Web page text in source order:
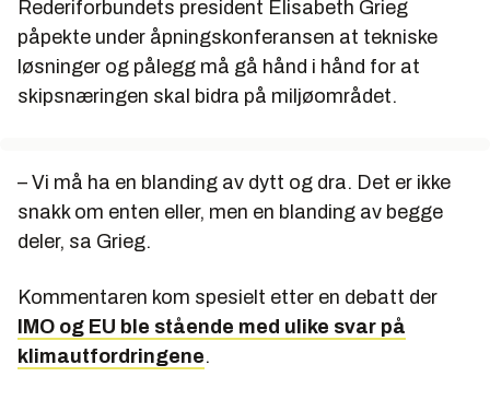
Rederiforbundets president Elisabeth Grieg
påpekte under åpningskonferansen at tekniske
løsninger og pålegg må gå hånd i hånd for at
skipsnæringen skal bidra på miljøområdet.
– Vi må ha en blanding av dytt og dra. Det er ikke
snakk om enten eller, men en blanding av begge
deler, sa Grieg.
Kommentaren kom spesielt etter en debatt der
IMO og EU ble stående med ulike svar på
klimautfordringene.